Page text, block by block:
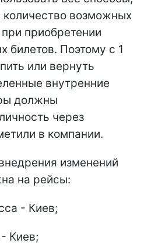
возможных
приобретении
билетов. Поэтому с 1
или вернуть
внутренние
должны
через
в компании.
изменений
на рейсы:
- Киев;
Киев;